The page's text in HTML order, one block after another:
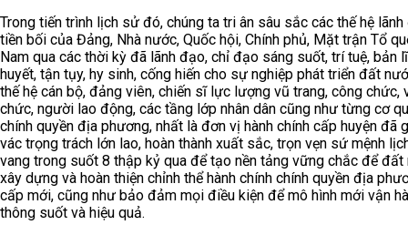
Trong tiến trình lịch sử đó, chúng ta tri ân sâu sắc các thế hệ
tiền bối của Đảng, Nhà nước, Quốc hội, Chính phủ, Mặt trận Tổ
Nam qua các thời kỳ đã lãnh đạo, chỉ đạo sáng suốt, trí tuệ, bản
huyết, tận tụy, hy sinh, cống hiến cho sự nghiệp phát triển đất
thế hệ cán bộ, đảng viên, chiến sĩ lực lượng vũ trang, công chức,
chức, người lao động, các tầng lớp nhân dân cũng như từng cơ
chính quyền địa phương, nhất là đơn vị hành chính cấp huyện đã
vác trọng trách lớn lao, hoàn thành xuất sắc, trọn vẹn sứ mệnh
vang trong suốt 8 thập kỷ qua để tạo nền tảng vững chắc để đất
xây dựng và hoàn thiện chỉnh thể hành chính chính quyền địa
cấp mới, cũng như bảo đảm mọi điều kiện để mô hình mới vận
thông suốt và hiệu quả.